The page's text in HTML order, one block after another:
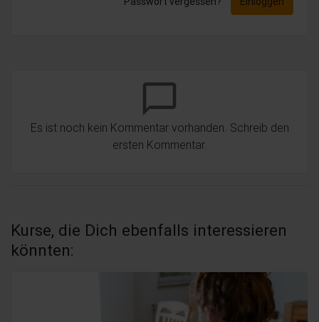
chat_bubble_outline
Es ist noch kein Kommentar vorhanden. Schreib den
ersten Kommentar.
Kurse, die Dich ebenfalls interessieren
könnten: